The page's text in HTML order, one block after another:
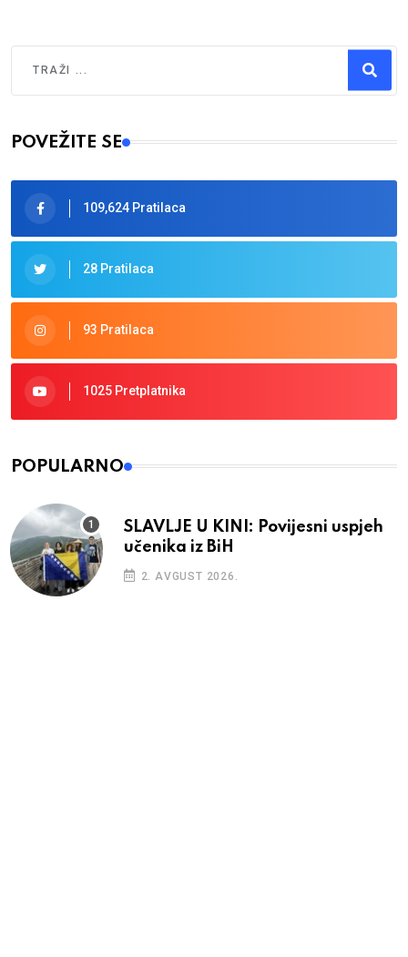
Type 2 or more characters for results.
POVEŽITE SE
109,624 Pratilaca
28 Pratilaca
93 Pratilaca
1025 Pretplatnika
POPULARNO
SLAVLJE U KINI: Povijesni uspjeh
učenika iz BiH
2. AVGUST 2026.